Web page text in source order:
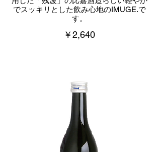
でスッキリとした飲み心地のIMUGE.で
￥2,640